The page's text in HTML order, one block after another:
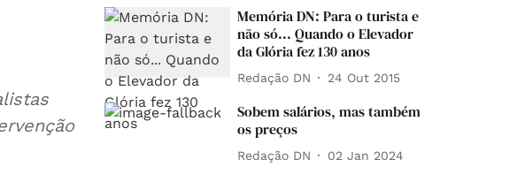
Memória DN: Para o turista e
não só... Quando o Elevador
da Glória fez 130 anos
Redação DN 24 Out 2015
Sobem salários, mas também
os preços
Redação DN 02 Jan 2024